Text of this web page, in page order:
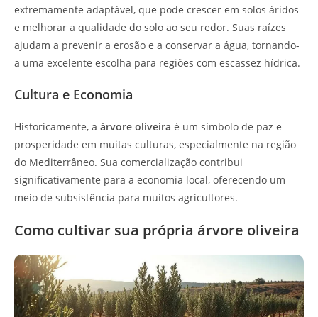
extremamente adaptável, que pode crescer em solos áridos
e melhorar a qualidade do solo ao seu redor. Suas raízes
ajudam a prevenir a erosão e a conservar a água, tornando-
a uma excelente escolha para regiões com escassez hídrica.
Cultura e Economia
Historicamente, a árvore oliveira é um símbolo de paz e
prosperidade em muitas culturas, especialmente na região
do Mediterrâneo. Sua comercialização contribui
significativamente para a economia local, oferecendo um
meio de subsistência para muitos agricultores.
Como cultivar sua própria árvore oliveira